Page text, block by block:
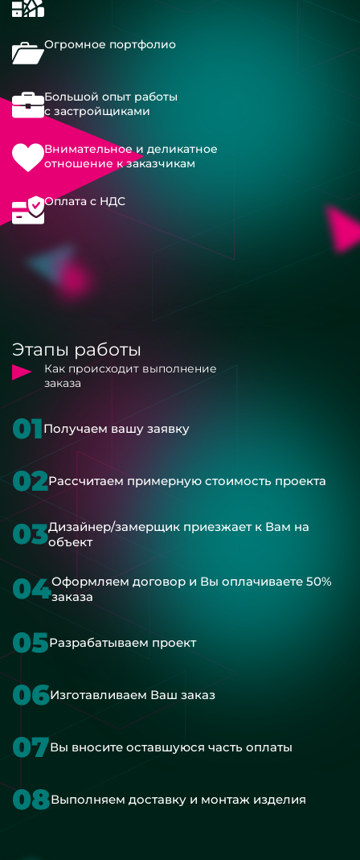
Огромное портфолио
Большой опыт работы
с застройщиками
Внимательное и деликатное
отношение к заказчикам
Оплата с НДС
Этапы работы
Как происходит выполнение
заказа
01Получаем вашу заявку
02Рассчитаем примерную стоимость проекта
03Дизайнер/замерщик приезжает к Вам на
объект
04Оформляем договор и Вы оплачиваете 50%
заказа
05Разрабатываем проект
06Изготавливаем Ваш заказ
07Вы вносите оставшуюся часть оплаты
08Выполняем доставку и монтаж изделия